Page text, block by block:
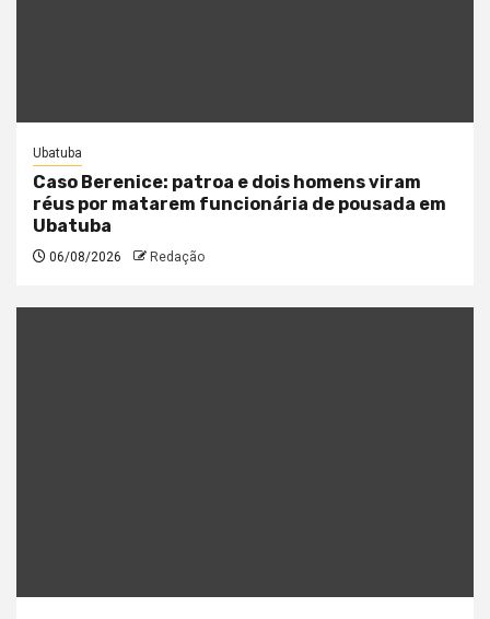
Ubatuba
Caso Berenice: patroa e dois homens viram
réus por matarem funcionária de pousada em
Ubatuba
06/08/2026 Redação